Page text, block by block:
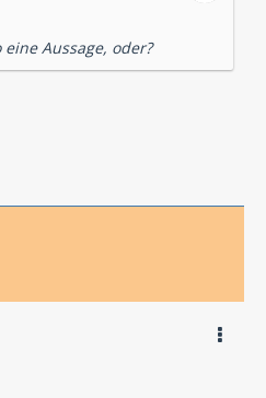
Aussage, oder?